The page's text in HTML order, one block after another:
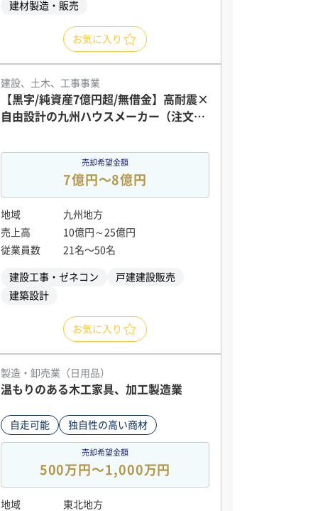
建材製造・販売
お気に入り
建設、土木、工事事業
【黒字/純資産7億円超/無借金】高耐震×
自由設計の九州ハウスメーカー（注文・
売却希望金額
7億円〜8億円
地域
九州地方
売上高
10億円～25億円
従業員数
21名〜50名
建設工事・ゼネコン
戸建建設販売
建築設計
お気に入り
製造・卸売業（日用品）
温もりのある木工家具、加工製造業
自走可能 独自性の高い商材
売却希望金額
500万円〜1,000万円
地域
東北地方